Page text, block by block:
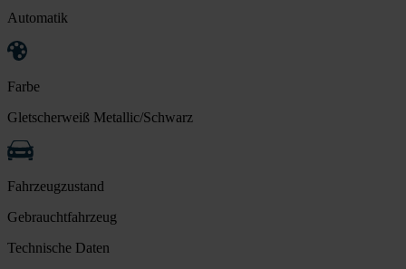
Automatik
Farbe
Gletscherweiß Metallic/Schwarz
Fahrzeugzustand
Gebrauchtfahrzeug
Technische Daten